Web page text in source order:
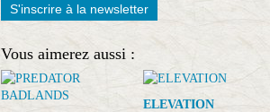
S'inscrire à la newsletter
Vous aimerez aussi :
ELEVATION